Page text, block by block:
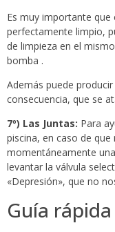
Es muy importante
perfectamente limpio,
de limpieza en el
bomba .
Además puede
consecuencia, que se
7º) Las Juntas: Para
piscina, en caso de
momentáneamente
levantar la válvula
«Depresión», que no
Guía